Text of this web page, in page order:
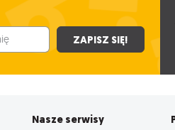
ZAPISZ SIĘ!
Nasze serwisy